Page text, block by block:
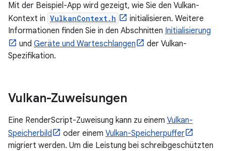
Mit der Beispiel-App wird gezeigt, wie Sie den Vulkan-
Kontext in VulkanContext.h
initialisieren. Weitere
Informationen finden Sie in den Abschnitten Initialisierung
und Geräte und Warteschlangen
der Vulkan-
Spezifikation.
Vulkan-Zuweisungen
Eine RenderScript-Zuweisung kann zu einem Vulkan-
Speicherbild
oder einem Vulkan-Speicherpuffer
migriert werden. Um die Leistung bei schreibgeschützten